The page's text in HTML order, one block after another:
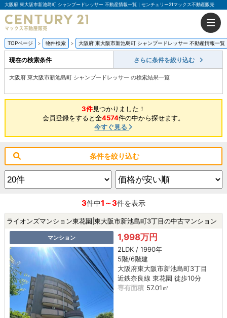
大阪府 東大阪市新池島町 シャンプードレッサー 不動産情報一覧｜センチュリー21マックス不動産販売
TOPページ 物件検索 大阪府 東大阪市新池島町 シャンプードレッサー 不動産情報一覧
現在の検索条件 さらに条件を絞り込む
大阪府 東大阪市新池島町 シャンプードレッサー の検索結果一覧
3件見つかりました！
会員登録をすると全4574件の中から探せます。
今すぐ見る
条件を絞り込む
3件中1～3件を表示
ライオンズマンション東花園|東大阪市新池島町3丁目の中古マンション
マンション 1,998万円
2LDK / 1990年
5階/6階建
大阪府東大阪市新池島町3丁目
近鉄奈良線 東花園 徒歩10分
専有面積 57.01㎡